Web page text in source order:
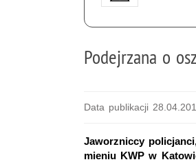
Podejrzana o
Data publikacji
Jaworzniccy
mieniu KWP w